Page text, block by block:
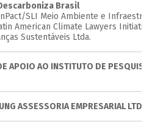
Brasil
SLI Meio Ambiente e
American Climate Lawyers
Sustentáveis Ltda.
APOIO AO INSTITUTO DE
ASSESSORIA EMPRESARIAL LTDA.